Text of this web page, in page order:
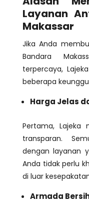
Layanan
Makassar
Jika Anda
Bandara
terpercaya,
beberapa
Harga Jelas
Pertama, Lajeka
transparan.
dengan layanan
Anda tidak perlu
di luar
Armada